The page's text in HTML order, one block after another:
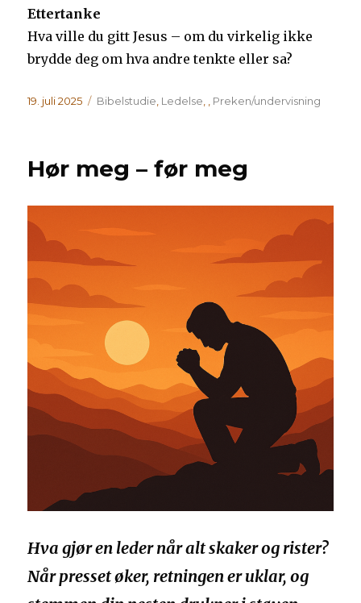
Ettertanke
Hva ville du gitt Jesus – om du virkelig ikke
brydde deg om hva andre tenkte eller sa?
Publisert
19. juli 2025 Kategorier
Bibelstudie, Ledelse, , Preken/undervisning
Hør meg – før meg
Hva gjør en leder når alt skaker og rister?
Når presset øker, retningen er uklar, og